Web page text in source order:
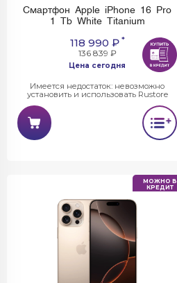
Смартфон Apple iPhone 16 Pro
1 Tb White Titanium
118 990 ₽*
136 839 ₽
Цена сегодня
Имеется недостаток: невозможно
установить и использовать Rustore
МОЖНО В
КРЕДИТ